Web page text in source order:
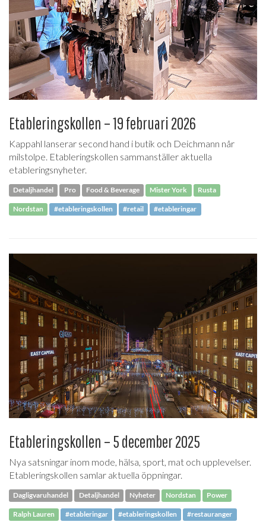
Etableringskollen – 19 februari 2026
Kappahl lanserar second hand i butik och Deichmann når
milstolpe. Etableringskollen sammanställer aktuella
etableringsnyheter.
Detaljhandel Pro Food & Beverage Mister York Rusta
Nordstan #etableringskollen #retail #etableringar
Etableringskollen – 5 december 2025
Nya satsningar inom mode, hälsa, sport, mat och upplevelser.
Etableringskollen samlar aktuella öppningar.
Dagligvaruhandel Detaljhandel Nyheter Nordstan Power
Ralph Lauren #etableringar #etableringskollen #restauranger